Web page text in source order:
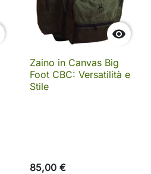

Zaino in Canvas Big
Foot CBC: Versatilità e
Stile
85,00 €